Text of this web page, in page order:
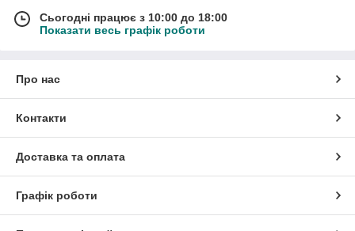
Сьогодні працює з 10:00 до 18:00
Показати весь графік роботи
Про нас
Контакти
Доставка та оплата
Графік роботи